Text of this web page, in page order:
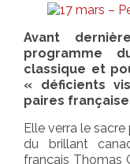
L’ÉQUIPE DE
MÉDAILLES &
HANDICAPS &
GALERIES
Avant
programme
classique et
« déficients
paires
Elle verra le
du brillant
français Thomas